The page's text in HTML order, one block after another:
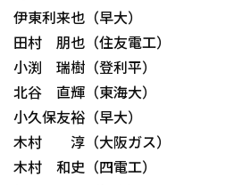
伊東利来也（早大）
田村 朋也（住友電工）
小渕 瑞樹（登利平）
北谷 直輝（東海大）
小久保友裕（早大）
木村 淳（大阪ガス）
木村 和史（四電工）